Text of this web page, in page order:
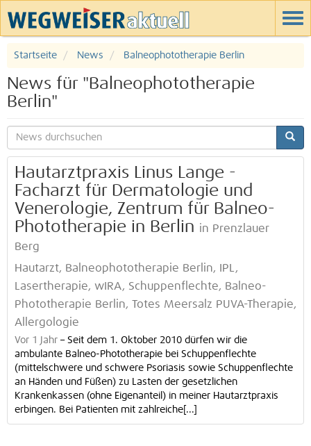
Startseite News Balneophototherapie Berlin
News für "Balneophototherapie
Berlin"
Hautarztpraxis Linus Lange -
Facharzt für Dermatologie und
Venerologie, Zentrum für Balneo-
Phototherapie in Berlin in Prenzlauer
Berg
Hautarzt, Balneophototherapie Berlin, IPL,
Lasertherapie, wIRA, Schuppenflechte, Balneo-
Phototherapie Berlin, Totes Meersalz PUVA-Therapie,
Allergologie
Vor 1 Jahr – Seit dem 1. Oktober 2010 dürfen wir die
ambulante Balneo-Phototherapie bei Schuppenflechte
(mittelschwere und schwere Psoriasis sowie Schuppenflechte
an Händen und Füßen) zu Lasten der gesetzlichen
Krankenkassen (ohne Eigenanteil) in meiner Hautarztpraxis
erbingen. Bei Patienten mit zahlreiche[...]